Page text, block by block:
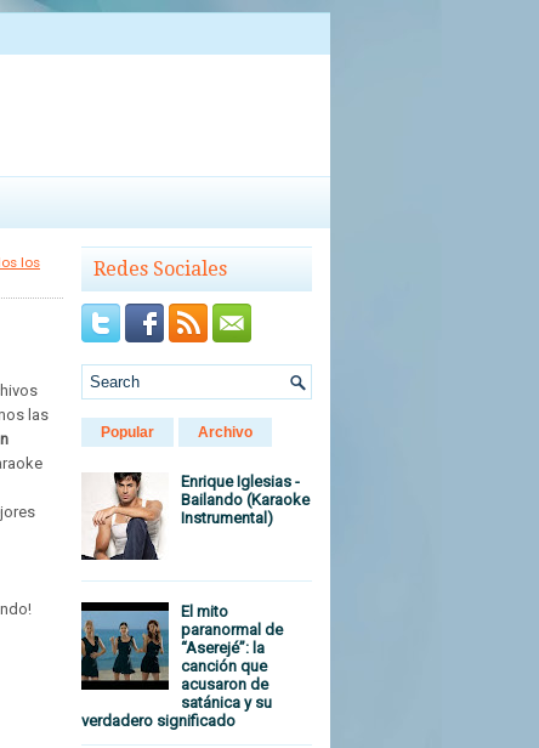
los
las
Redes Sociales
Popular Archivo
Enrique Iglesias -
Bailando (Karaoke
Instrumental)
El mito
paranormal de
“Aserejé”: la
canción que
acusaron de
satánica y su
verdadero significado